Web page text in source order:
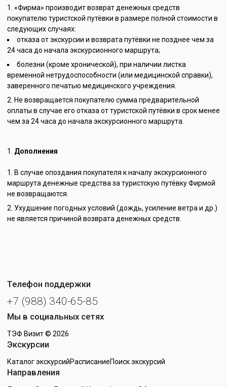
«Фирма» производит возврат денежных средств
покупателю туристской путёвки в размере полной стоимости в
следующих случаях:
отказа от экскурсии и возврата путёвки не позднее чем за
24 часа до начала экскурсионного маршрута;
болезни (кроме хронической), при наличии листка
временной нетрудоспособности (или медицинской справки),
заверенного печатью медицинского учреждения.
Не возвращается покупателю сумма предварительной
оплаты в случае его отказа от туристской путёвки в срок менее
чем за 24 часа до начала экскурсионного маршрута.
Дополнения
В случае опоздания покупателя к началу экскурсионного
маршрута денежные средства за туристскую путёвку Фирмой
не возвращаются.
Ухудшение погодных условий (дождь, усиление ветра и др.)
не является причиной возврата денежных средств.
Телефон поддержки
+7 (988) 340-65-85
Мы в социальных сетях
ТЭФ Визит© 2026
Экскурсии
Каталог экскурсийРасписаниеПоиск экскурсий
Направления